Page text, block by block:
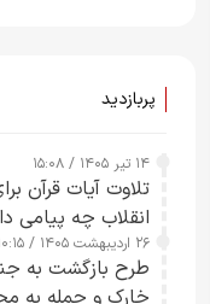
پربازدید
۱۴ تیر ۱۴۰۵ / ۱۵:۰۸
تلاوت آیات قرآن
انقلاب چه پیامی
۲۶ اردیبهشت ۱۴۰۵ / ۱۰:۱۵
طرح‌ بازگشت به
خارک و حمله به